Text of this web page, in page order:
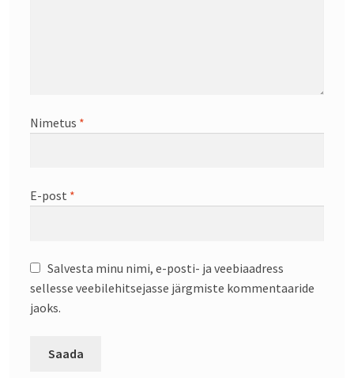
Nimetus *
E-post *
Salvesta minu nimi, e-posti- ja veebiaadress
sellesse veebilehitsejasse järgmiste kommentaaride
jaoks.